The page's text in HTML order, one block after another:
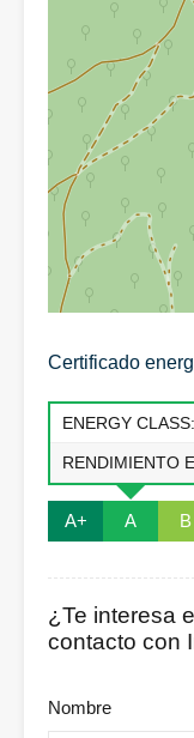
Certificado
ENERGY CLASS:
RENDIMIENTO
A+ A B
¿Te interesa
contacto con
Nombre